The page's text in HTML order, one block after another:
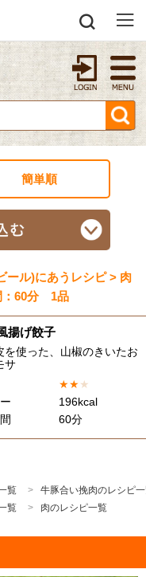
簡単順
ール)にあうレシピ > 肉
：60分 1品
揚げ餃子
を使った、山椒のきいたお
サ
★★★
196kcal
60分
覧
牛豚合い挽肉のレシピ
覧 肉のレシピ一覧